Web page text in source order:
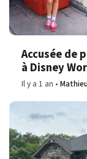
Accusée de
à Disney
Il y a 1 an